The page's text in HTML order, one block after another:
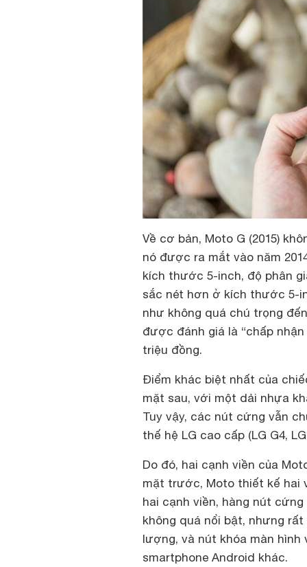
Về cơ bản, Moto G (2015)
nó được ra mắt vào năm
kích thước 5-inch, độ phân
sắc nét hơn ở kích thước 5-
như không quá chú trọng
được đánh giá là “chấp
triệu đồng.
Điểm khác biệt nhất của
mặt sau, với một dải nhựa
Tuy vậy, các nút cứng vẫn
thế hệ LG cao cấp (LG G4, LG
Do đó, hai cạnh viền của
mặt trước, Moto thiết kế hai
hai cạnh viền, hàng nút
không quá nổi bật, nhưng
lượng, và nút khóa màn hình
smartphone Android khác.